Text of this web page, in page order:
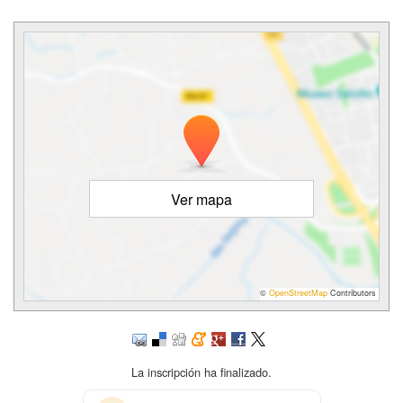
Ver mapa
© OpenStreetMap Contributors
La inscripción ha finalizado.